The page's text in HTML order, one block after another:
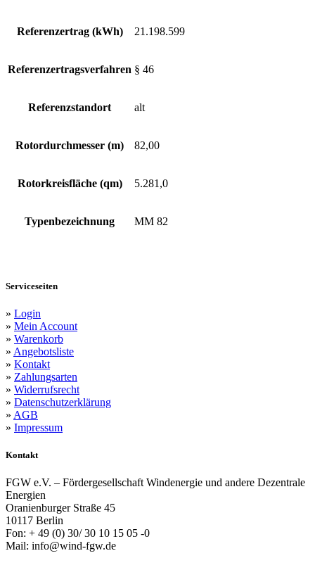
Referenzertrag (kWh) 21.198.599
Referenzertragsverfahren § 46
Referenzstandort alt
Rotordurchmesser (m) 82,00
Rotorkreisfläche (qm) 5.281,0
Typenbezeichnung MM 82
Serviceseiten
» Login
» Mein Account
» Warenkorb
» Angebotsliste
» Kontakt
» Zahlungsarten
» Widerrufsrecht
» Datenschutzerklärung
» AGB
» Impressum
Kontakt
FGW e.V. – Fördergesellschaft Windenergie und andere Dezentrale
Energien
Oranienburger Straße 45
10117 Berlin
Fon: + 49 (0) 30/ 30 10 15 05 -0
Mail: info@wind-fgw.de